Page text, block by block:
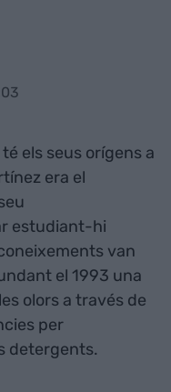
té els seus orígens a
era el
estudiant-hi
van
el 1993 una
olors a través de
per
detergents.